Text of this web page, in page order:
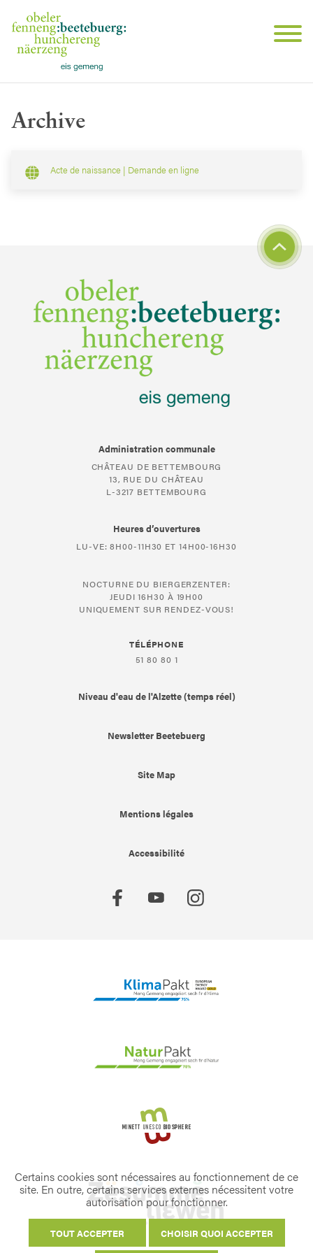
Archive
Acte de naissance | Demande en ligne
Administration communale
CHÂTEAU DE BETTEMBOURG
13, RUE DU CHÂTEAU
L-3217 BETTEMBOURG
Heures d’ouvertures
LU-VE: 8H00-11H30 ET 14H00-16H30
NOCTURNE DU BIERGERZENTER:
JEUDI 16H30 À 19H00
UNIQUEMENT SUR RENDEZ-VOUS!
TÉLÉPHONE
51 80 80 1
Niveau d'eau de l'Alzette (temps réel)
Newsletter Beetebuerg
Site Map
Mentions légales
Accessibilité
Certains cookies sont nécessaires au fonctionnement de ce
site. En outre, certains services externes nécessitent votre
autorisation pour fonctionner.
TOUT ACCEPTER CHOISIR QUOI ACCEPTER